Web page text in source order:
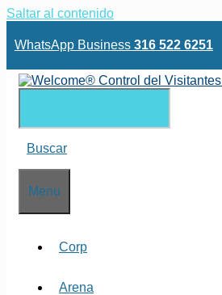
Saltar al contenido
WhatsApp Business 316 522 6251
Buscar
Menu
Corp
Arena